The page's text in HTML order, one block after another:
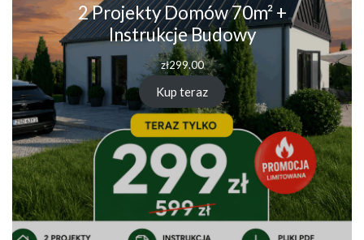
2 Projekty Domów 70m² +
Instrukcje Budowy
zł299.00
Kup teraz